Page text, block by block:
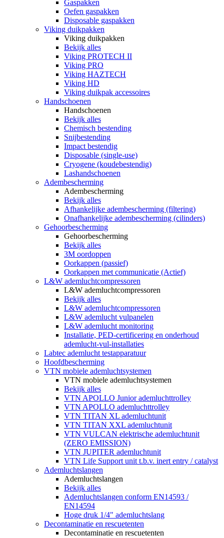
Gaspakken
Oefen gaspakken
Disposable gaspakken
Viking duikpakken
Viking duikpakken
Bekijk alles
Viking PROTECH II
Viking PRO
Viking HAZTECH
Viking HD
Viking duikpak accessoires
Handschoenen
Handschoenen
Bekijk alles
Chemisch bestending
Snijbestending
Impact bestendig
Disposable (single-use)
Cryogene (koudebestendig)
Lashandschoenen
Adembescherming
Adembescherming
Bekijk alles
Afhankelijke adembescherming (filtering)
Onafhankelijke adembescherming (cilinders)
Gehoorbescherming
Gehoorbescherming
Bekijk alles
3M oordoppen
Oorkappen (passief)
Oorkappen met communicatie (Actief)
L&W ademluchtcompressoren
L&W ademluchtcompressoren
Bekijk alles
L&W ademluchtcompressoren
L&W ademlucht vulpanelen
L&W ademlucht monitoring
Installatie, PED-certificering en onderhoud
ademlucht-vul-installaties
Labtec ademlucht testapparatuur
Hoofdbescherming
VTN mobiele ademluchtsystemen
VTN mobiele ademluchtsystemen
Bekijk alles
VTN APOLLO Junior ademluchttrolley
VTN APOLLO ademluchttrolley
VTN TITAN XL ademluchtunit
VTN TITAN XXL ademluchtunit
VTN VULCAN elektrische ademluchtunit
(ZERO EMISSION)
VTN JUPITER ademluchtunit
VTN Life Support unit t.b.v. inert entry / catalyst
Ademluchtslangen
Ademluchtslangen
Bekijk alles
Ademluchtslangen conform EN14593 /
EN14594
Hoge druk 1/4" ademluchtslang
Decontaminatie en rescuetenten
Decontaminatie en rescuetenten